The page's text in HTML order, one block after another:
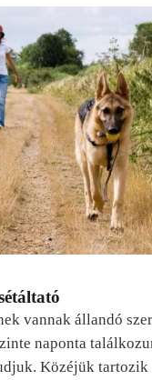
vannak állandó
naponta
Közéjük tartozik